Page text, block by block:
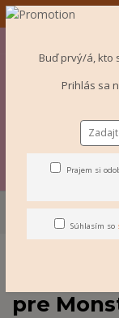
✨ 🌿 Návod ku
Úvod SUBSTRÁTY
Philodendron
Vzdušný
pre
Buď prvý/á, kto
Prihlás sa
Prajem si
Súhlasím so